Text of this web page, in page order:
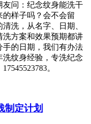
友问：纪念纹身能洗干
样子吗？会不会留
洗，从名字、日期、
方案和效果预期都讲
的日期，我们有办法
纹身经验，专洗纪念
。
制定计划